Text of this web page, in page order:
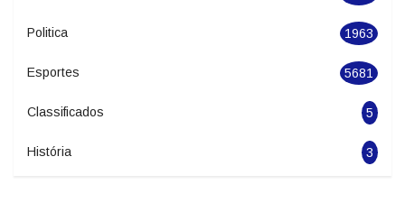
Politica 1963
Esportes 5681
Classificados 5
História 3